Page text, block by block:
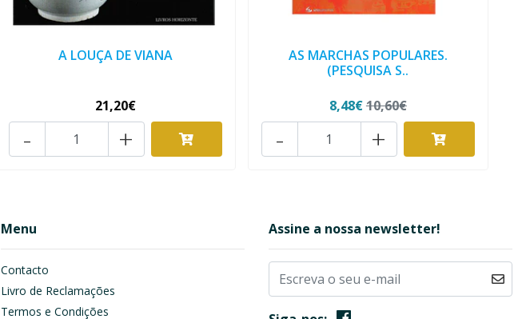
A LOUÇA DE VIANA
21,20€
+
-
AS MARCHAS POPULARES.
(PESQUISA S..
8,48€10,60€
+
-
Menu
Contacto
Livro de Reclamações
Termos e Condições
Assine a nossa newsletter!